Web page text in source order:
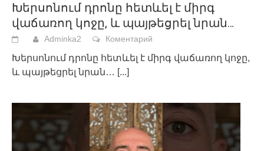
Խերսոնում դրոնը հետևել է միրգ
վաճառող կոջը, և պայթեցրել նրան…
Adminka2 Коментарий
Խերսոնում դրոնը հետևել է միրգ վաճառող կոջը,
և պայթեցրել նրան… [...]